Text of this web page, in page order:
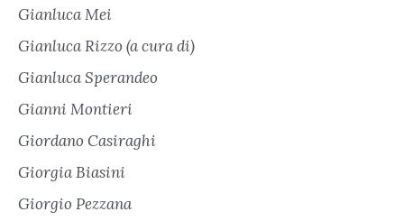
Gianluca Mei
Gianluca Rizzo (a cura di)
Gianluca Sperandeo
Gianni Montieri
Giordano Casiraghi
Giorgia Biasini
Giorgio Pezzana